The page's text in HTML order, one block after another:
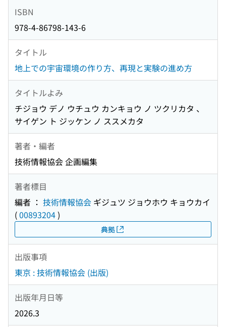
ISBN
978-4-86798-143-6
タイトル
地上での宇宙環境の作り方、再現と実験の進め方
タイトルよみ
チジョウ デノ ウチュウ カンキョウ ノ ツクリカタ 、
サイゲン ト ジッケン ノ ススメカタ
著者・編者
技術情報協会 企画編集
著者標目
編者 ： 技術情報協会 ギジュツ ジョウホウ キョウカイ
(00893204)
典拠
出版事項
東京 : 技術情報協会 (出版)
出版年月日等
2026.3